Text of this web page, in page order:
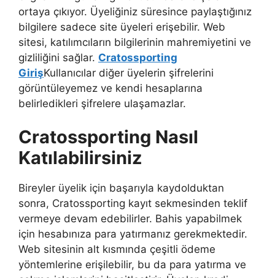
ortaya çıkıyor. Üyeliğiniz süresince paylaştığınız
bilgilere sadece site üyeleri erişebilir. Web
sitesi, katılımcıların bilgilerinin mahremiyetini ve
gizliliğini sağlar. Cratossporting
GirişKullanıcılar diğer üyelerin şifrelerini
görüntüleyemez ve kendi hesaplarına
belirledikleri şifrelere ulaşamazlar.
Cratossporting Nasıl
Katılabilirsiniz
Bireyler üyelik için başarıyla kaydolduktan
sonra, Cratossporting kayıt sekmesinden teklif
vermeye devam edebilirler. Bahis yapabilmek
için hesabınıza para yatırmanız gerekmektedir.
Web sitesinin alt kısmında çeşitli ödeme
yöntemlerine erişilebilir, bu da para yatırma ve